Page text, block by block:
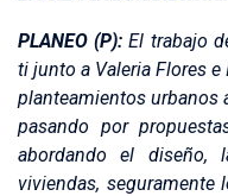
PLANEO (P):El trabajo
ti junto a Valeria Flores
planteamientos urbanos
pasando por
abordando el diseño,
viviendas, seguramente